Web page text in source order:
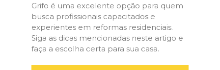
Grifo é uma excelente opção para quem
busca profissionais capacitados e
experientes em reformas residenciais.
Siga as dicas mencionadas neste artigo e
faça a escolha certa para sua casa.